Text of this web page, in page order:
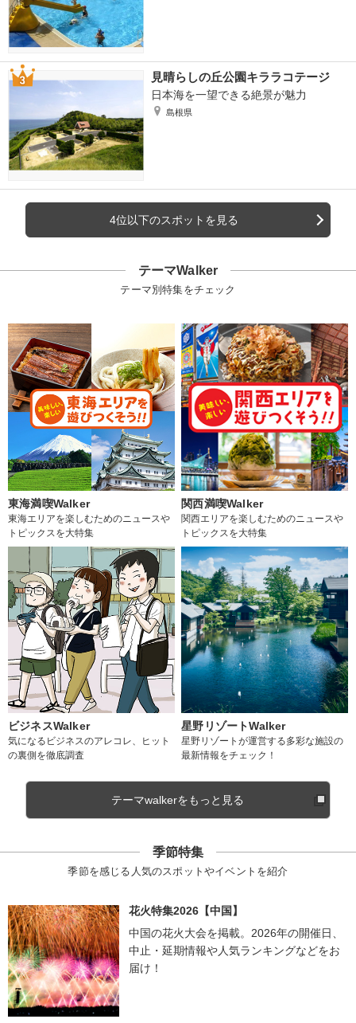
見晴らしの丘公園キララコテージ
日本海を一望できる絶景が魅力
島根県
4位以下のスポットを見る
テーマWalker
テーマ別特集をチェック
東海満喫Walker
東海エリアを楽しむためのニュースや
トピックスを大特集
関西満喫Walker
関西エリアを楽しむためのニュースや
トピックスを大特集
ビジネスWalker
気になるビジネスのアレコレ、ヒット
の裏側を徹底調査
星野リゾートWalker
星野リゾートが運営する多彩な施設の
最新情報をチェック！
テーマwalkerをもっと見る
季節特集
季節を感じる人気のスポットやイベントを紹介
花火特集2026【中国】
中国の花火大会を掲載。2026年の開催日、
中止・延期情報や人気ランキングなどをお
届け！